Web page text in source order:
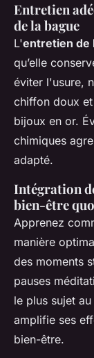
Entretien
de la bague
L'entretien de
qu’elle
éviter l'usure,
chiffon doux
bijoux en or.
chimiques
adapté.
Intégration
bien-être
Apprenez
manière
des moments
pauses
le plus sujet
amplifie ses
bien-être.